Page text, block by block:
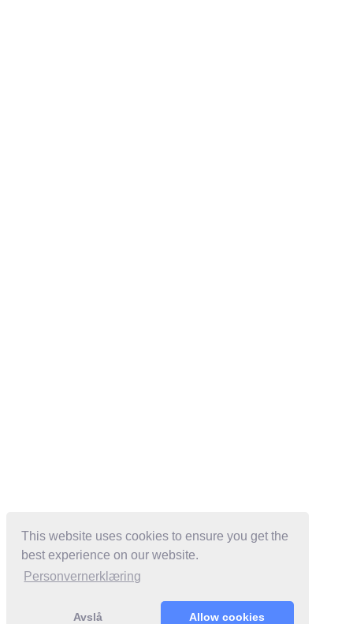
This website uses cookies to ensure you get the
best experience on our website.
Personvernerklæring
Avslå Allow cookies